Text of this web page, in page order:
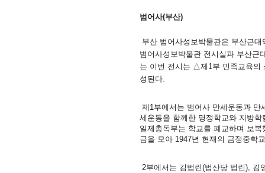
범어사(부산)
부산 범어사성보박물관은 부산근
범어사성보박물관 전시실과 부산근
는 이번 전시는 △제1부 민족교육의
성된다.
제1부에서는 범어사 만세운동과
세운동을 함께한 명정학교와 지방
일제총독부는 학교를 폐교하며 보
금을 모아 1947년 현재의 금정중학
2부에서는 김법린(법산당 법린), 김